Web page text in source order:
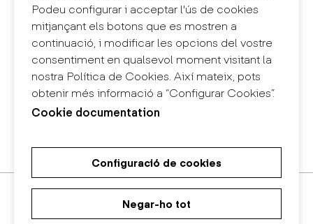
Podeu configurar i acceptar l'ús de cookies
mitjançant els botons que es mostren a
continuació, i modificar les opcions del vostre
consentiment en qualsevol moment visitant la
nostra Política de Cookies. Així mateix, pots
obtenir més informació a “Configurar Cookies”.
Cookie documentation
Configuració de cookies
Negar-ho tot
Eina Sentmenat
Passeig Santa Eulàlia, 25
08017 Barcelona
+34 672 31 86 57
Eina Bosc
Carrer del Bosc, 2
+34 675 78 48 03